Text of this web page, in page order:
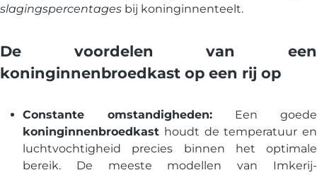
slagingspercentages bij koninginnenteelt.
De voordelen van een
koninginnenbroedkast op een rij op
Constante omstandigheden: Een goede
koninginnenbroedkast houdt de temperatuur en
luchtvochtigheid precies binnen het optimale
bereik. De meeste modellen van Imkerij-